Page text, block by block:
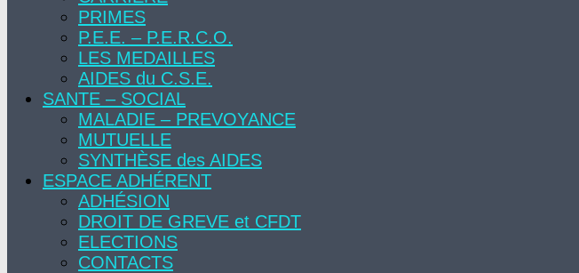
PRIMES
P.E.E. – P.E.R.C.O.
LES MEDAILLES
AIDES du C.S.E.
SANTE – SOCIAL
MALADIE – PREVOYANCE
MUTUELLE
SYNTHÈSE des AIDES
ESPACE ADHÉRENT
ADHÉSION
DROIT DE GREVE et CFDT
ELECTIONS
CONTACTS